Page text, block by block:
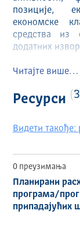
позиције,
економске
средства из
додатних
Планирани
оквиру
ресурса
Планирани
категорији,
економској
из буџета,
из додатних
Визуализација
Читајте више…
Ресурси 3
Видети такође:
0 преузимања
Планирани
програма/
припадајућих